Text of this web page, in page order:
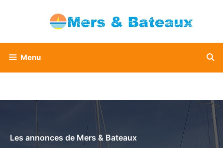
Menu
Les annonces de Mers & Bateaux